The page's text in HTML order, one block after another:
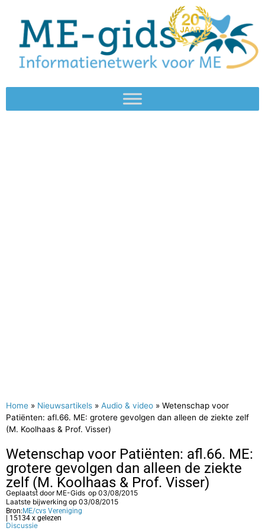
Home » Nieuwsartikels » Audio & video » Wetenschap voor
Patiënten: afl.66. ME: grotere gevolgen dan alleen de ziekte zelf
(M. Koolhaas & Prof. Visser)
Wetenschap voor Patiënten: afl.66. ME:
grotere gevolgen dan alleen de ziekte
zelf (M. Koolhaas & Prof. Visser)
Geplaatst door ME-Gids op 03/08/2015
Laatste bijwerking op 03/08/2015
Bron: ME/cvs Vereniging
| 15134 x gelezen
Discussie